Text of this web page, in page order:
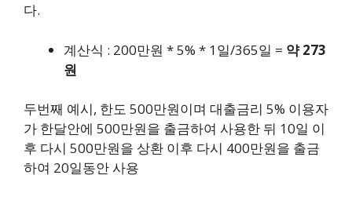
다.
계산식 : 200만원 * 5% * 1일/365일 = 약 273
원
두번째 예시, 한도 500만원이며 대출금리 5% 이용자
가 한달안에 500만원을 출금하여 사용한 뒤 10일 이
후 다시 500만원을 상환 이후 다시 400만원을 출금
하여 20일동안 사용